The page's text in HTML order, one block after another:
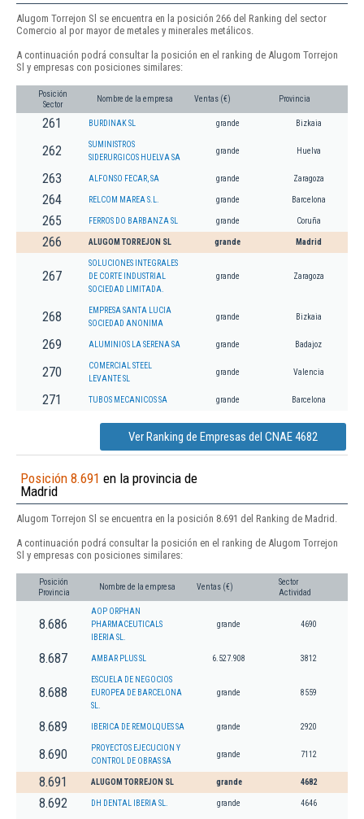
Alugom Torrejon Sl se encuentra en la posición 266 del Ranking del sector
Comercio al por mayor de metales y minerales metálicos.
A continuación podrá consultar la posición en el ranking de Alugom Torrejon
Sl y empresas con posiciones similares:
Posición
Sector
Nombre de la empresa Ventas (€) Provincia
261 BURDINAK SL grande Bizkaia
262
SUMINISTROS
SIDERURGICOS HUELVA SA
grande Huelva
263 ALFONSO FECAR, SA grande Zaragoza
264 RELCOM MAREA S.L. grande Barcelona
265 FERROS DO BARBANZA SL grande Coruña
266 ALUGOM TORREJON SL grande Madrid
267
SOLUCIONES INTEGRALES
DE CORTE INDUSTRIAL
SOCIEDAD LIMITADA.
grande Zaragoza
268
EMPRESA SANTA LUCIA
SOCIEDAD ANONIMA
grande Bizkaia
269 ALUMINIOS LA SERENA SA grande Badajoz
270
COMERCIAL STEEL
LEVANTE SL
grande Valencia
271 TUBOS MECANICOS SA grande Barcelona
Ver Ranking de Empresas del CNAE 4682
Posición 8.691 en la provincia de
Madrid
Alugom Torrejon Sl se encuentra en la posición 8.691 del Ranking de Madrid.
A continuación podrá consultar la posición en el ranking de Alugom Torrejon
Sl y empresas con posiciones similares:
Posición
Provincia
Nombre de la empresa Ventas (€)
Sector
Actividad
8.686
AOP ORPHAN
PHARMACEUTICALS
IBERIA SL.
grande 4690
8.687 AMBAR PLUS SL 6.527.908 3812
8.688
ESCUELA DE NEGOCIOS
EUROPEA DE BARCELONA
SL.
grande 8559
8.689 IBERICA DE REMOLQUES SA grande 2920
8.690
PROYECTOS EJECUCION Y
CONTROL DE OBRAS SA
grande 7112
8.691 ALUGOM TORREJON SL grande 4682
8.692 DH DENTAL IBERIA SL. grande 4646